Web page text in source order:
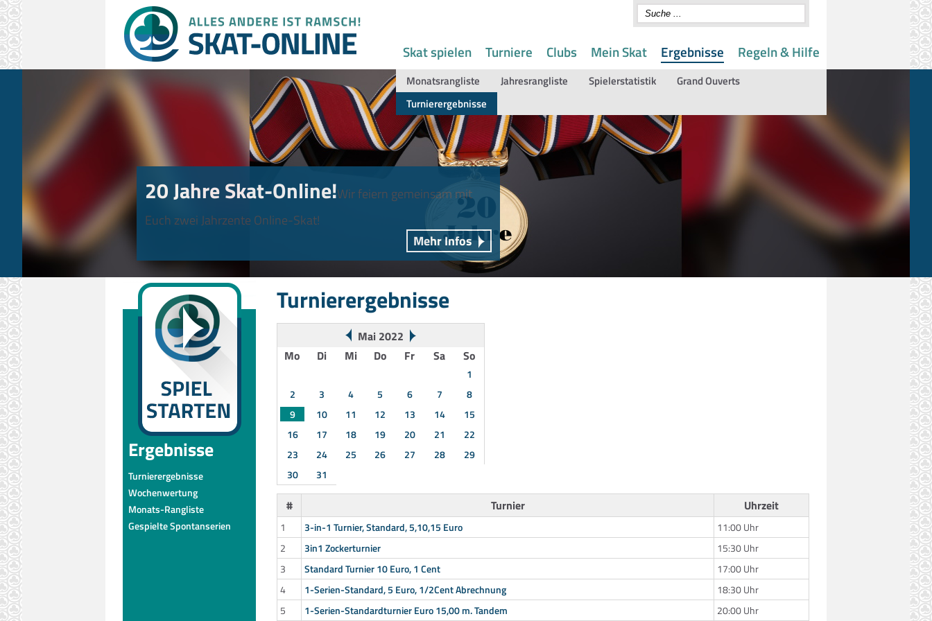
Skat spielen Turniere Clubs Mein Skat Ergebnisse
Monatsrangliste Jahresrangliste Spielerstatistik
Grand Ouverts
Turnierergebnisse
Regeln & Hilfe
20 Jahre Skat-Online!Wir feiern gemeinsam mit
Euch zwei Jahrzente Online-Skat!
Mehr Infos
Ergebnisse
Turnierergebnisse
Wochenwertung
Monats-Rangliste
Gespielte Spontanserien
Turnierergebnisse
Mai 2022
Mo
Di Mi Do Fr Sa So
1
2
3 4 5 6 7
8
9
10 11 12 13 14
15
16
17 18 19 20 21
22
23
24 25 26 27 28
29
30
31
# Turnier Uhrzeit
1 3-in-1 Turnier, Standard, 5,10,15 Euro
11:00 Uhr
2
3in1 Zockerturnier
15:30 Uhr
3
Standard Turnier 10 Euro, 1 Cent
17:00 Uhr
4
1-Serien-Standard, 5 Euro, 1/2Cent Abrechnung
18:30 Uhr
5
1-Serien-Standardturnier Euro 15,00 m. Tandem 20:00 Uhr